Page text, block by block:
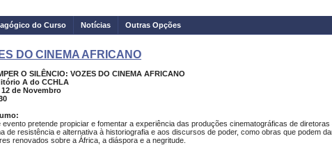
do Curso Notícias Outras Opções
DO CINEMA AFRICANO
O SILÊNCIO: VOZES DO CINEMA AFRICANO
A do CCHLA
12 de Novembro
evento pretende propiciar e fomentar a experiência das produções cinematográficas de
de resistência e alternativa à historiografia e aos discursos de poder, como obras que podem
renovados sobre a África, a diáspora e a negritude.